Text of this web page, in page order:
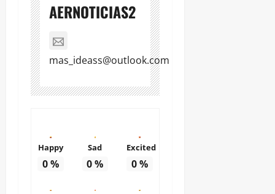
AERNOTICIAS2
mas_ideass@outlook.com
Happy
0%
Sad
0%
Excited
0%